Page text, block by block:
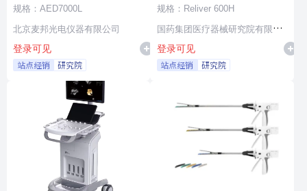
规格：AED7000L
北京麦邦光电仪器有限公司
登录可见
站点经销 研究院
规格：Reliver 600H
国药集团医疗器械研究院有限公
司
登录可见
站点经销 研究院